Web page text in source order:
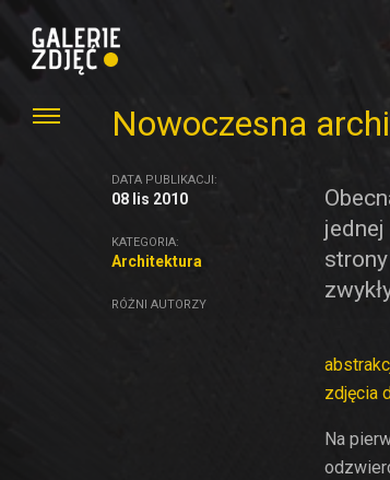
Nowoczesna
zdjęcia
Na
DATA PUBLIKACJI:
08 lis 2010
KATEGORIA:
Architektura
RÓŻNI AUTORZY